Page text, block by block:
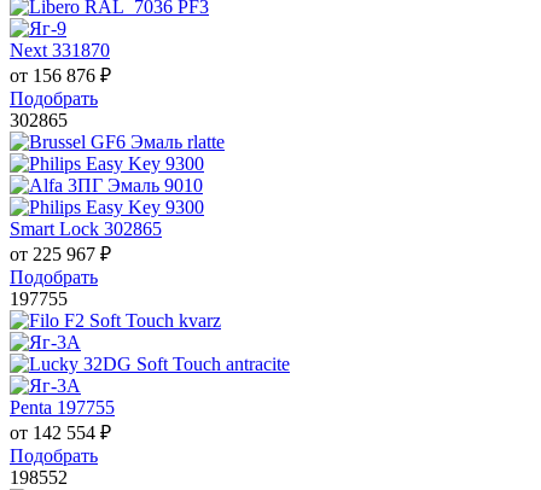
Next 331870
от 156 876 ₽
Подобрать
302865
Smart Lock 302865
от 225 967 ₽
Подобрать
197755
Penta 197755
от 142 554 ₽
Подобрать
198552